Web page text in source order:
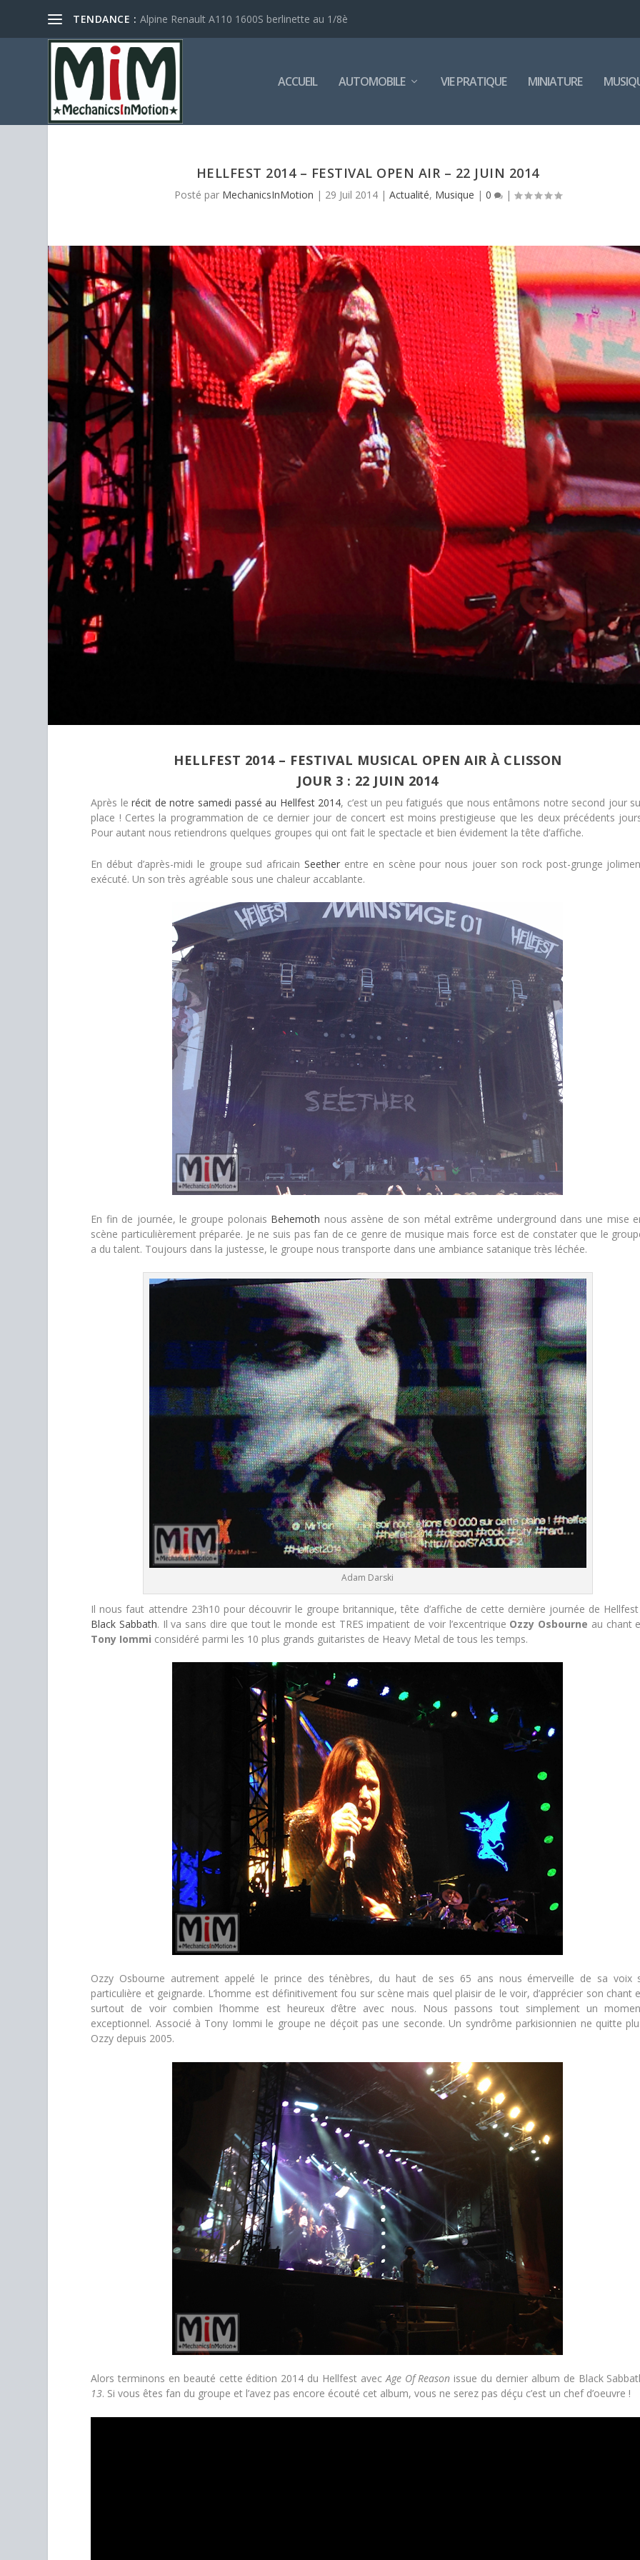
TENDANCE : Alpine Renault A110 1600S berlinette au 1/8è
ACCUEIL AUTOMOBILE VIE PRATIQUE MINIATURE
HELLFEST 2014 – FESTIVAL OPEN AIR – 22 JUIN 2014
Posté par MechanicsInMotion | 29 Juil 2014| Actualité, Musique | 0 |
HELLFEST 2014 – FESTIVAL MUSICAL OPEN AIR À CLISSON
JOUR 3 : 22 JUIN 2014
Après lerécit de notre samedi passé au Hellfest 2014, c’est un peu fatigués que nous entâmons notre second jour
place ! Certes la programmation de ce dernier jour de concert est moins prestigieuse que les deux précédents
Pour autant nous retiendrons quelques groupes qui ont fait le spectacle et bien évidement la tête d’affiche.
En début d’après-midi le groupe sud africainSeether entre en scène pour nous jouer son rock post-grunge
exécuté. Un son très agréable sous une chaleur accablante.
En fin de journée, le groupe polonais Behemoth nous assène de son métal extrême underground dans une mise
scène particulièrement préparée. Je ne suis pas fan de ce genre de musique mais force est de constater que le
a du talent. Toujours dans la justesse, le groupe nous transporte dans une ambiance satanique très léchée.
Adam Darski
Il nous faut attendre 23h10 pour découvrir le groupe britannique, tête d’affiche de cette dernière journée de
Black Sabbath. Il va sans dire que tout le monde est TRES impatient de voir l’excentrique Ozzy Osbourne au chant
Tony Iommi considéré parmi les 10 plus grands guitaristes de Heavy Metal de tous les temps.
Ozzy Osbourne autrement appelé le prince des ténèbres, du haut de ses 65 ans nous émerveille de sa voix
particulière et geignarde. L’homme est définitivement fou sur scène mais quel plaisir de le voir, d’apprécier son chant
surtout de voir combien l’homme est heureux d’être avec nous. Nous passons tout simplement un
exceptionnel. Associé à Tony Iommi le groupe ne déçoit pas une seconde. Un syndrôme parkisionnien ne quitte
Ozzy depuis 2005.
Alors terminons en beauté cette édition 2014 du Hellfest avecAge Of Reason issue du dernier album de Black
13. Si vous êtes fan du groupe et l’avez pas encore écouté cet album, vous ne serez pas déçu c’est un chef d’oeuvre !